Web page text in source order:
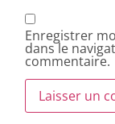
Enregistrer
dans le
commentaire.